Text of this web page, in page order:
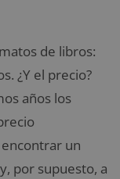
de libros:
¿Y el precio?
años los
un
por supuesto, a